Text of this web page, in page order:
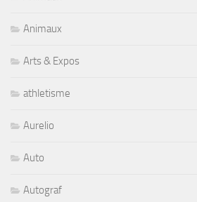
Animaux
Arts & Expos
athletisme
Aurelio
Auto
Autograf